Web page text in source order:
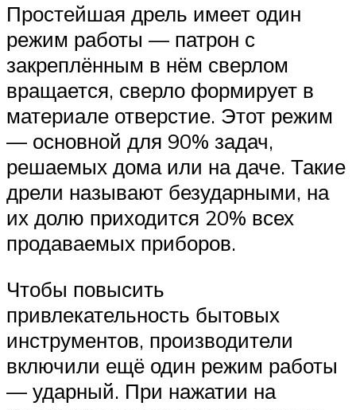
Простейшая дрель имеет один
режим работы — патрон с
закреплённым в нём сверлом
вращается, сверло формирует в
материале отверстие. Этот режим
— основной для 90% задач,
решаемых дома или на даче. Такие
дрели называют безударными, на
их долю приходится 20% всех
продаваемых приборов.
Чтобы повысить
привлекательность бытовых
инструментов, производители
включили ещё один режим работы
— ударный. При нажатии на